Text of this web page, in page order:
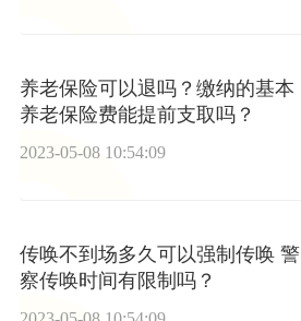
养老保险可以退吗？缴纳的基本
养老保险费能提前支取吗？
2023-05-08 10:54:09
传唤不到场多久可以强制传唤 警
察传唤时间有限制吗？